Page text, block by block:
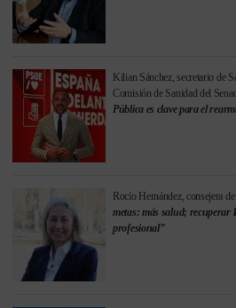
Kilian Sánchez, secretario de
Comisión de Sanidad del
Pública es clave para el
Rocío Hernández, consejera
metas: más salud; recuperar
profesional”